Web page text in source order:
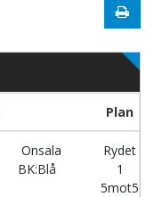
Plan
Onsala
BK:Blå
Rydet
1
5mot5